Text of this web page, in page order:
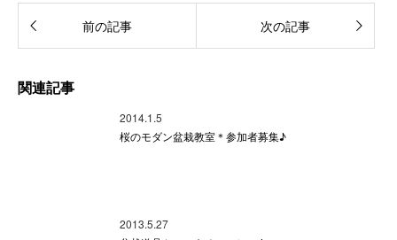
前の記事 次の記事
関連記事
2014.1.5
桜のモダン盆栽教室＊参加者募集♪
2013.5.27